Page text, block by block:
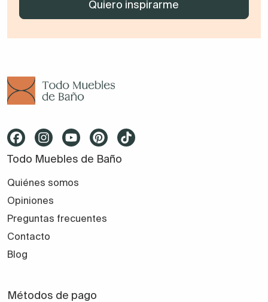
Todo Muebles de Baño
Quiénes somos
Opiniones
Preguntas frecuentes
Contacto
Blog
Métodos de pago